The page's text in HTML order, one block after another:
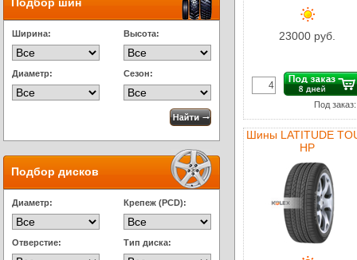
Ширина: Высота:
Диаметр: Сезон:
Подбор дисков
Диаметр: Крепеж (PCD):
Отверстие: Тип диска:
23000 руб.
Под
Шины LATITUDE
HP